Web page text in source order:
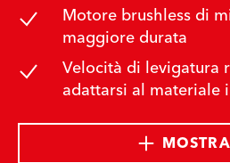
Motore brushless di
maggiore durata
Velocità di levigatura
adattarsi al materiale